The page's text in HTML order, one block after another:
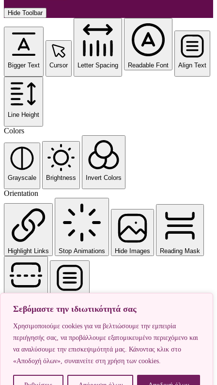
Σεβόμαστε την ιδιωτικότητά σας
Χρησιμοποιούμε cookies για να βελτιώσουμε την εμπειρία
περιήγησής σας, να προβάλλουμε εξατομικευμένο περιεχόμενο και
να αναλύσουμε την επισκεψιμότητά μας. Κάνοντας κλικ στο
«Αποδοχή όλων», συναινείτε στη χρήση των cookies.
Hide Toolbar
Bigger Text Cursor Letter Spacing Readable Font Align Text
Line Height
Colors
Grayscale Brightness Invert Colors
Orientation
Highlight Links Stop Animations Hide Images Reading Mask
Reset Settings